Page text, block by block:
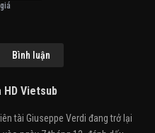
Bình luận
Vietsub
tài Giuseppe Verdi đang trở lại